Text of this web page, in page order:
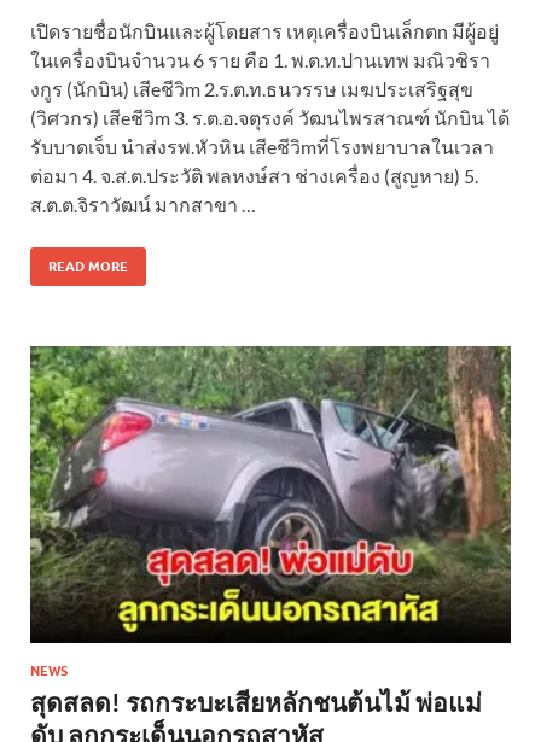
เปิดรายชื่อนักบินและผู้โดยสาร เหตุเครื่องบินเล็กตn มีผู้อยู่
ในเครื่องบินจำนวน 6 ราย คือ 1. พ.ต.ท.ปานเทพ มณิวชิรา
งกูร (นักบิน) เสีeชีวิm 2.ร.ต.ท.ธนวรรษ เมฆประเสริฐสุข
(วิศวกร) เสีeชีวิm 3. ร.ต.อ.จตุรงค์ วัฒนไพรสาณฑ์ นักบิน ได้
รับบาดเจ็บ นำส่งรพ.หัวหิน เสีeชีวิmที่โรงพยาบาลในเวลา
ต่อมา 4. จ.ส.ต.ประวัติ พลหงษ์สา ช่างเครื่อง (สูญหาย) 5.
ส.ต.ต.จิราวัฒน์ มากสาขา …
READ MORE
NEWS
สุดสลด! รถกระบะเสียหลักชนต้นไม้ พ่อแม่
ดับ ลูกกระเด็นนอกรถสาหัส